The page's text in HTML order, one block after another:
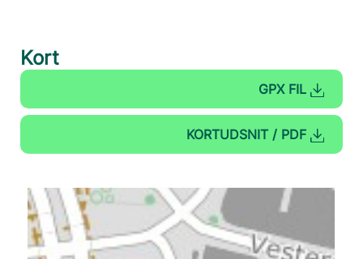
Kort
GPX FIL
KORTUDSNIT / PDF